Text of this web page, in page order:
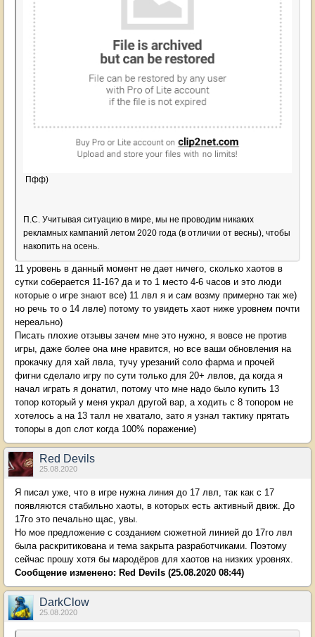
Пфф)
П.С. Учитывая ситуацию в мире, мы не проводим никаких
рекламных кампаний летом 2020 года (в отличии от весны), чтобы
накопить на осень.
11 уровень в данный момент не дает ничего, сколько хаотов в
сутки соберается 11-16? да и то 1 место 4-6 часов и это люди
которые о игре знают все) 11 лвл я и сам возму примерно так же)
но речь то о 14 лвле) потому то увидеть хаот ниже уровнем почти
нереально)
Писать плохие отзывы зачем мне это нужно, я вовсе не против
игры, даже более она мне нравится, но все ваши обновления на
прокачку для хай лвла, тучу урезаний соло фарма и прочей
фигни сделало игру по сути только для 20+ лвлов, да когда я
начал играть я донатил, потому что мне надо было купить 13
топор который у меня украл другой вар, а ходить с 8 топором не
хотелось а на 13 талл не хватало, зато я узнал тактику прятать
топоры в доп слот когда 100% поражение)
Red Devils
25.08.2020
Я писал уже, что в игре нужна линия до 17 лвл, так как с 17
появляются стабильно хаоты, в которых есть активный движ. До
17го это печально щас, увы.
Но мое предложение с созданием сюжетной линией до 17го лвл
была раскритикована и тема закрыта разработчиками. Поэтому
сейчас прошу хотя бы мародёров для хаотов на низких уровнях.
Сообщение изменено: Red Devils (25.08.2020 08:44)
DarkClow
25.08.2020